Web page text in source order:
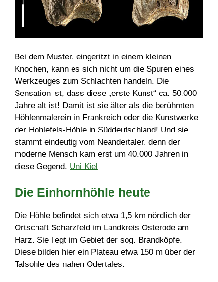
Bei dem Muster, eingeritzt in einem kleinen
Knochen, kann es sich nicht um die Spuren eines
Werkzeuges zum Schlachten handeln. Die
Sensation ist, dass diese „erste Kunst“ ca. 50.000
Jahre alt ist! Damit ist sie älter als die berühmten
Höhlenmalerein in Frankreich oder die Kunstwerke
der Hohlefels-Höhle in Süddeutschland! Und sie
stammt eindeutig vom Neandertaler. denn der
moderne Mensch kam erst um 40.000 Jahren in
diese Gegend. Uni Kiel
Die Einhornhöhle heute
Die Höhle befindet sich etwa 1,5 km nördlich der
Ortschaft Scharzfeld im Landkreis Osterode am
Harz. Sie liegt im Gebiet der sog. Brandköpfe.
Diese bilden hier ein Plateau etwa 150 m über der
Talsohle des nahen Odertales.